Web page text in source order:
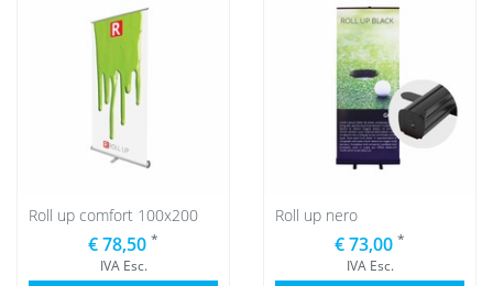
Roll up comfort 100x200
€ 78,50 *
IVA Esc.
Roll up nero
€ 73,00 *
IVA Esc.